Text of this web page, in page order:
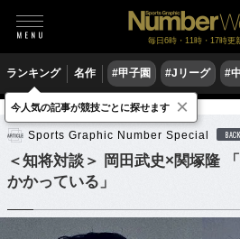
毎日6時・11時・17時更
ランキング 名作 #甲子園 #Jリーグ #
サッカー サッカー日本代表
Sports Graphic Number Special
＜知将対談＞ 岡田武史×関塚隆
かかっている」
今人気の記事が競技ごとに探せます ×